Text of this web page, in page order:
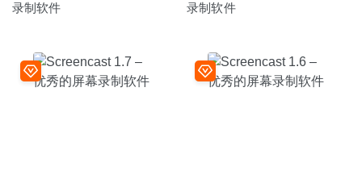
录制软件
录制软件